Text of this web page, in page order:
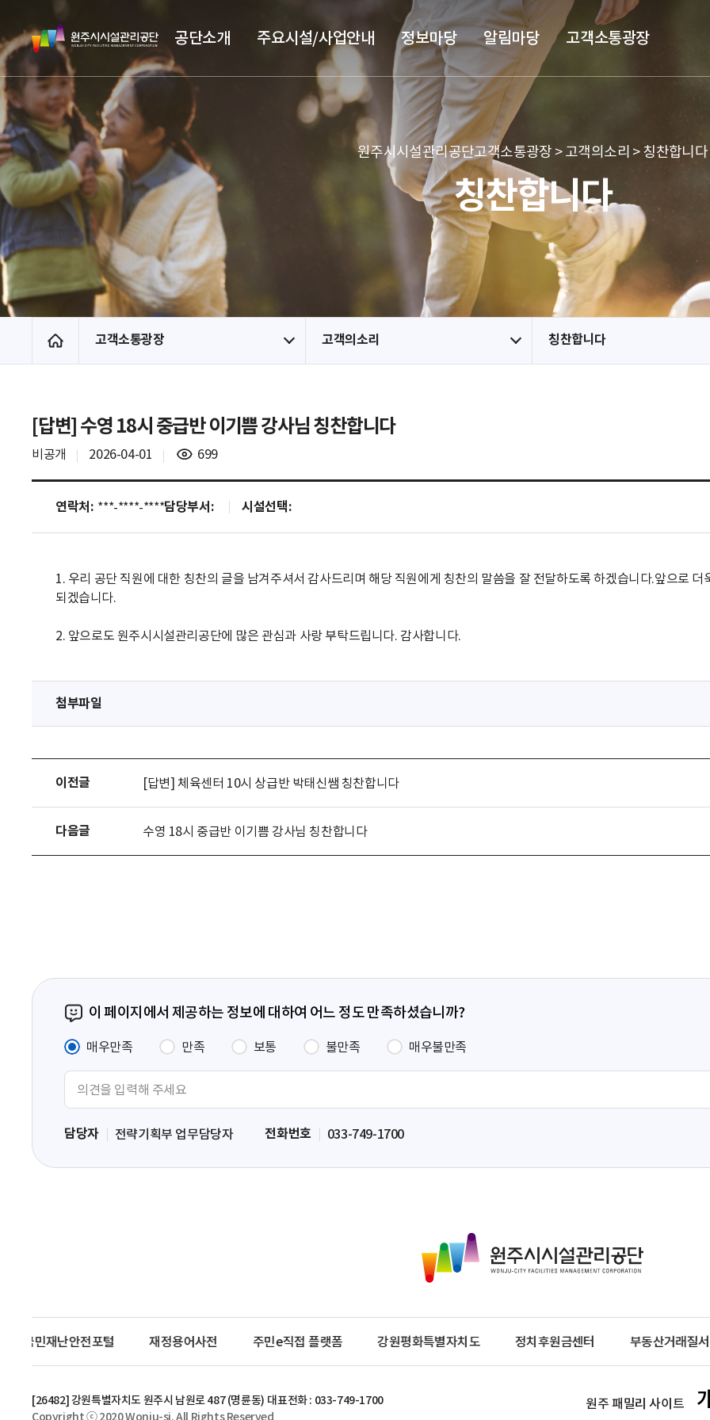
네
비
게
이
션
본문 바로가기
메뉴 바로가기
원
주
시
시
설
관
리
공
단
공단소개 주요시설/사업안내 정보마당 알림마당 고객소통광장
원주시시설관리공단고객소통광장 > 고객의소리 > 칭찬합니다
칭찬합니다
홈 고객소통광장 고객의소리 칭찬합니다
[답변] 수영 18시 중급반 이기쁨 강사님 칭찬합니다
비공개 2026-04-01 699
연락처: ***-****-****담당부서: 시설선택:
1. 우리 공단 직원에 대한 칭찬의 글을 남겨주셔서 감사드리며 해당 직원에게 칭찬의 말씀을 잘 전달하도록 하겠습니다.앞으로
되겠습니다.
2. 앞으로도 원주시시설관리공단에 많은 관심과 사랑 부탁드립니다. 감사합니다.
첨부파일
이전글 [답변] 체육센터 10시 상급반 박태신쌤 칭찬합니다
다음글 수영 18시 중급반 이기쁨 강사님 칭찬합니다
이 페이지에서 제공하는 정보에 대하여 어느 정도 만족하셨습니까?
매우만족 만족 보통 불만족 매우불만족
력
담당자 전략기획부 업무담당자 전화번호 033-749-1700
주
시
설
관
리
공
국민재난안전포털 재정용어사전 주민e직접 플랫폼 강원평화특별자치도 정치후원금센터 부동산거래질
[26482] 강원특별자치도 원주시 남원로 487 (명륜동) 대표전화 : 033-749-1700
Copyright ⓒ 2020 Wonju-si. All Rights Reserved
원주 패밀리 사이트